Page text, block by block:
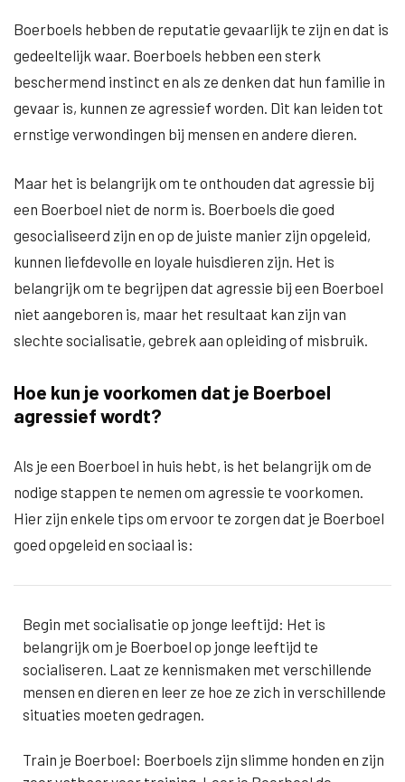
Boerboels hebben de reputatie gevaarlijk te zijn en dat is
gedeeltelijk waar. Boerboels hebben een sterk
beschermend instinct en als ze denken dat hun familie in
gevaar is, kunnen ze agressief worden. Dit kan leiden tot
ernstige verwondingen bij mensen en andere dieren.
Maar het is belangrijk om te onthouden dat agressie bij
een Boerboel niet de norm is. Boerboels die goed
gesocialiseerd zijn en op de juiste manier zijn opgeleid,
kunnen liefdevolle en loyale huisdieren zijn. Het is
belangrijk om te begrijpen dat agressie bij een Boerboel
niet aangeboren is, maar het resultaat kan zijn van
slechte socialisatie, gebrek aan opleiding of misbruik.
Hoe kun je voorkomen dat je Boerboel
agressief wordt?
Als je een Boerboel in huis hebt, is het belangrijk om de
nodige stappen te nemen om agressie te voorkomen.
Hier zijn enkele tips om ervoor te zorgen dat je Boerboel
goed opgeleid en sociaal is:
Begin met socialisatie op jonge leeftijd: Het is
belangrijk om je Boerboel op jonge leeftijd te
socialiseren. Laat ze kennismaken met verschillende
mensen en dieren en leer ze hoe ze zich in verschillende
situaties moeten gedragen.
Train je Boerboel: Boerboels zijn slimme honden en zijn